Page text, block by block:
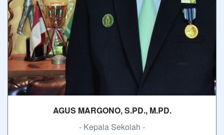
AGUS MARGONO, S.PD., M.PD.
- Kepala Sekolah -